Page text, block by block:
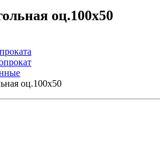
оц.100х50
оц.100х50